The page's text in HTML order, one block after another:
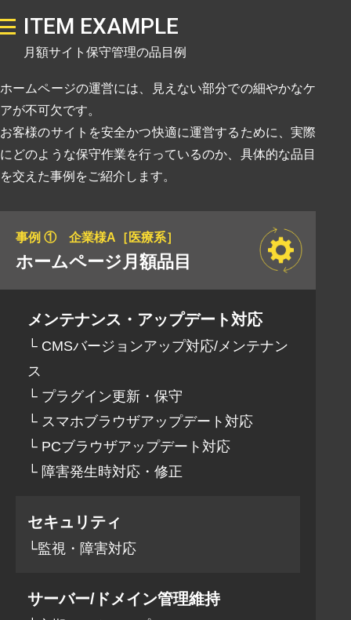
ITEM EXAMPLE
月額サイト保守管理の品目例
ホームページの運営には、見えない部分での細やかなケ
アが不可欠です。
お客様のサイトを安全かつ快適に運営するために、実際
にどのような保守作業を行っているのか、具体的な品目
を交えた事例をご紹介します。
事例 ① 企業様A［医療系］
ホームページ月額品目
メンテナンス・アップデート対応
└ CMSバージョンアップ対応/メンテナン
ス
└ プラグイン更新・保守
└ スマホブラウザアップデート対応
└ PCブラウザアップデート対応
└ 障害発生時対応・修正
セキュリティ
└監視・障害対応
サーバー/ドメイン管理維持